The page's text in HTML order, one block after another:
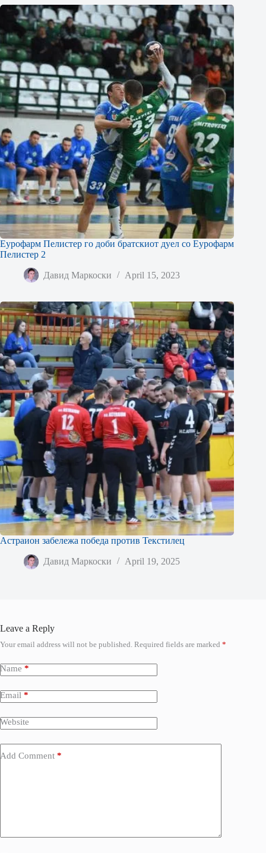
Еурофарм Пелистер го доби братскиот дуел со Еурофарм
Пелистер 2
Давид Маркоски April 15, 2023
Астраион забележа победа против Текстилец
Давид Маркоски April 19, 2025
Leave a Reply
Your email address will not be published. Required fields are marked *
Name *
Email *
Website
Add Comment *